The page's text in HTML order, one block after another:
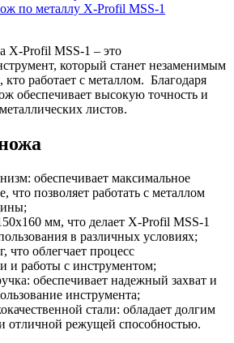
X-Profil MSS-1 – это
который станет незаменимым
работает с металлом. Благодаря
обеспечивает высокую точность и
листов.
обеспечивает максимальное
что позволяет работать с металлом
мм, что делает X-Profil MSS-1
в различных условиях;
что облегчает процесс
и работы с инструментом;
обеспечивает надежный захват и
инструмента;
стали: обладает долгим
отличной режущей способностью.